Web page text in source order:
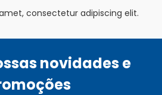
consectetur adipiscing elit.
novidades e